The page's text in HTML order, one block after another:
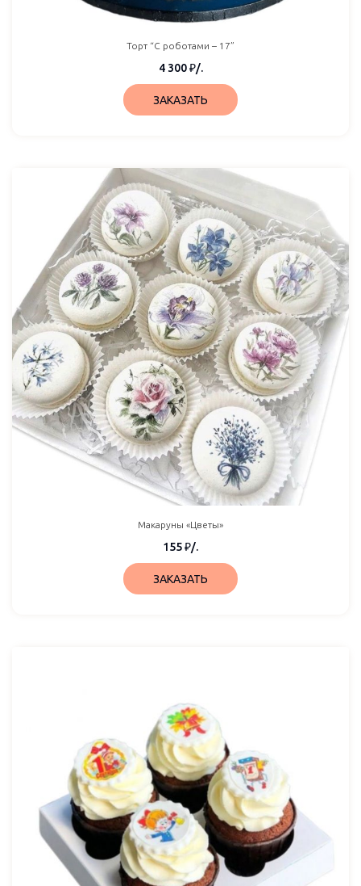
Торт “С роботами – 17”
4 300₽/.
ЗАКАЗАТЬ
Макаруны «Цветы»
155₽/.
ЗАКАЗАТЬ